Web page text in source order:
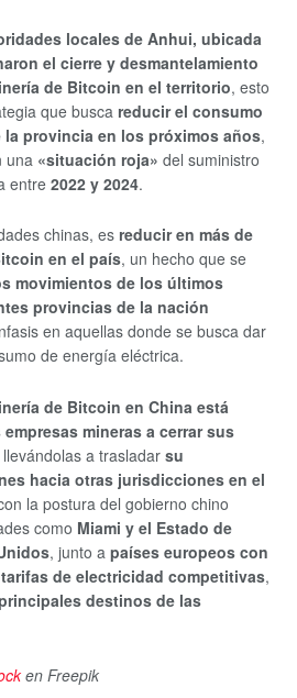
locales de Anhui, ubicada
el cierre y desmantelamiento
de Bitcoin en el territorio, esto
que busca reducir el consumo
la provincia en los próximos años,
una «situación roja» del suministro
entre 2022 y 2024.
chinas, es reducir en más de
en el país, un hecho que se
movimientos de los últimos
provincias de la nación
en aquellas donde se busca dar
de energía eléctrica.
de Bitcoin en China está
mineras a cerrar sus
llevándolas a trasladar su
hacia otras jurisdicciones en el
la postura del gobierno chino
como Miami y el Estado de
, junto a países europeos con
de electricidad competitivas,
destinos de las
en Freepik